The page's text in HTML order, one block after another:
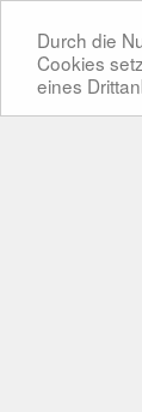
Durch die
Cookies
eines